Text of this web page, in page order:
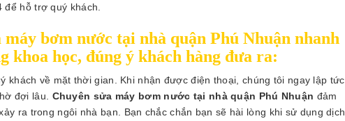
để hỗ trợ quý khách.
bơm nước tại nhà quận Phú Nhuận nhanh
khoa học, đúng ý khách hàng đưa ra:
khách về mặt thời gian. Khi nhận được điện thoại, chúng tôi ngay lập tức
đợi lâu. Chuyên sửa máy bơm nước tại nhà quận Phú Nhuận đảm
ra trong ngôi nhà bạn. Bạn chắc chắn bạn sẽ hài lòng khi sử dụng dịch